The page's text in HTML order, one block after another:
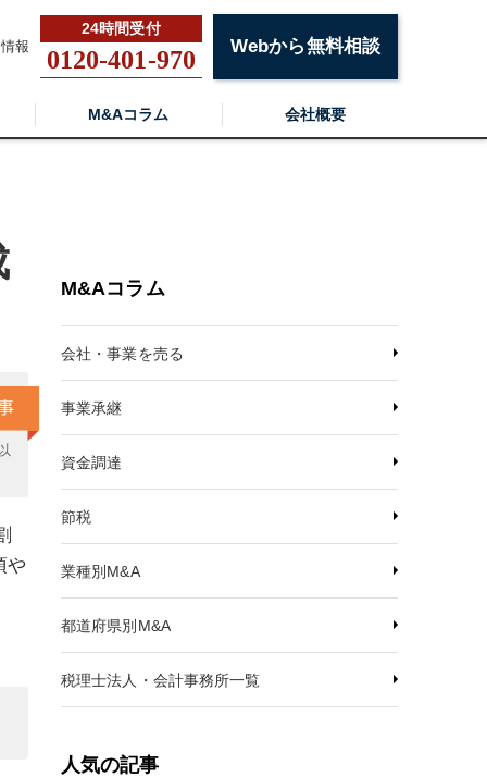
報 0120-401-970 Webから無料相談
M&Aコラム 会社概要
や
M&Aコラム
会社・事業を売る
事業承継
資金調達
節税
業種別M&A
都道府県別M&A
税理士法人・会計事務所一覧
人気の記事